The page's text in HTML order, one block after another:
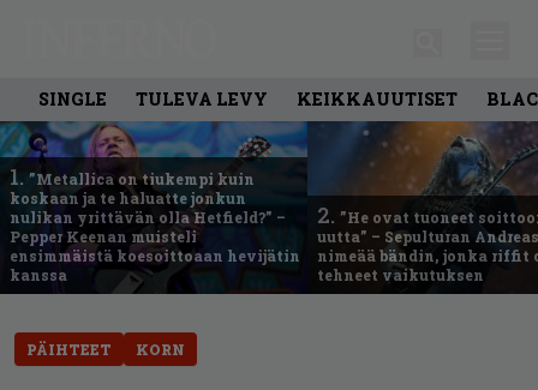
SINGLE TULEVA LEVY KEIKKAUUTISET
1. ”Metallica on tiukempi kuin
koskaan ja te haluatte jonkun
nulikan yrittävän olla Hetfield?” –
Pepper Keenan muisteli
ensimmäistä koesoittoaan hevijätin
kanssa
2. ”He ovat tuoneet
uutta” – Sepulturan
nimeää bändin, jonka riffit
tehneet vaikutuksen
PÄIHTEET KORN